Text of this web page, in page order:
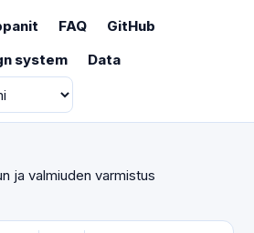
FAQ
GitHub
system
Data
ja valmiuden varmistus